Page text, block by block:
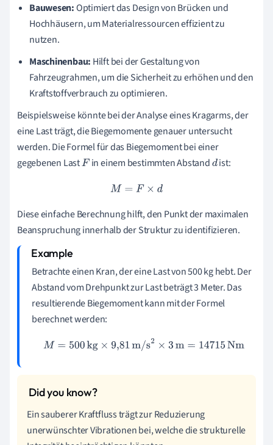
Bauwesen:Optimiert das Design von Brücken und
Hochhäusern, um Materialressourcen effizient zu
nutzen.
Maschinenbau: Hilft bei der Gestaltung von
Fahrzeugrahmen, um die Sicherheit zu erhöhen und den
Kraftstoffverbrauch zu optimieren.
Beispielsweise könnte bei der Analyse eines Kragarms, der
eine Last trägt, die Biegemomente genauer untersucht
werden. Die Formel für das Biegemoment bei einer
gegebenen LastF in einem bestimmten Abstanddist:
M= F× d
Diese einfache Berechnung hilft, den Punkt der maximalen
Beanspruchung innerhalb der Struktur zu identifizieren.
Betrachte einen Kran, der eine Last von 500 kg hebt. Der
Abstand vom Drehpunkt zur Last beträgt 3 Meter. Das
resultierende Biegemoment kann mit der Formel
berechnet werden:
M=500 kg ×9,81m/s2× 3m=14715 Nm
Ein sauberer Kraftfluss trägt zur Reduzierung
unerwünschter Vibrationen bei, welche die strukturelle